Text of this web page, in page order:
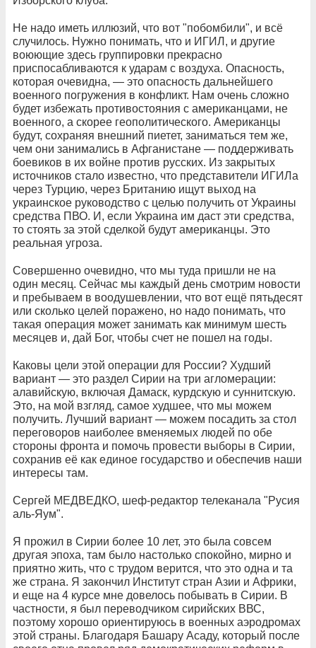
Не надо иметь иллюзий, что вот "побомбили", и всё
случилось. Нужно понимать, что и ИГИЛ, и другие
воюющие здесь группировки прекрасно
приспосабливаются к ударам с воздуха. Опасность,
которая очевидна, — это опасность дальнейшего
военного погружения в конфликт. Нам очень сложно
будет избежать противостояния с американцами, не
военного, а скорее геополитического. Американцы
будут, сохраняя внешний пиетет, заниматься тем же,
чем они занимались в Афганистане — поддерживать
боевиков в их войне против русских. Из закрытых
источников стало известно, что представители ИГИЛа
через Турцию, через Британию ищут выход на
украинское руководство с целью получить от Украины
средства ПВО. И, если Украина им даст эти средства,
то стоять за этой сделкой будут американцы. Это
реальная угроза.
Совершенно очевидно, что мы туда пришли не на
один месяц. Сейчас мы каждый день смотрим новости
и пребываем в воодушевлении, что вот ещё пятьдесят
или сколько целей поражено, но надо понимать, что
такая операция может занимать как минимум шесть
месяцев и, дай Бог, чтобы счет не пошел на годы.
Каковы цели этой операции для России? Худший
вариант — это раздел Сирии на три агломерации:
алавийскую, включая Дамаск, курдскую и суннитскую.
Это, на мой взгляд, самое худшее, что мы можем
получить. Лучший вариант — можем посадить за стол
переговоров наиболее вменяемых людей по обе
стороны фронта и помочь провести выборы в Сирии,
сохранив её как единое государство и обеспечив наши
интересы там.
Сергей МЕДВЕДКО, шеф-редактор телеканала "Русия
аль-Яум".
Я прожил в Сирии более 10 лет, это была совсем
другая эпоха, там было настолько спокойно, мирно и
приятно жить, что с трудом верится, что это одна и та
же страна. Я закончил Институт стран Азии и Африки,
и еще на 4 курсе мне довелось побывать в Сирии. В
частности, я был переводчиком сирийских ВВС,
поэтому хорошо ориентируюсь в военных аэродромах
этой страны. Благодаря Башару Асаду, который после